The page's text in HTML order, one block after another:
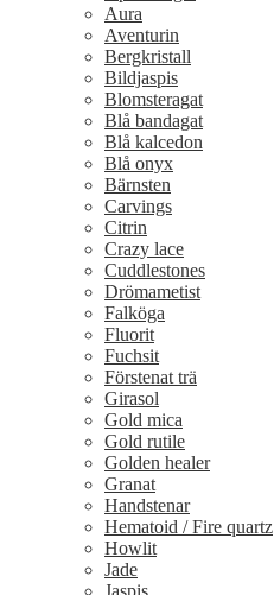
Aura
Aventurin
Bergkristall
Bildjaspis
Blomsteragat
Blå bandagat
Blå kalcedon
Blå onyx
Bärnsten
Carvings
Citrin
Crazy lace
Cuddlestones
Drömametist
Falköga
Fluorit
Fuchsit
Förstenat trä
Girasol
Gold mica
Gold rutile
Golden healer
Granat
Handstenar
Hematoid / Fire quartz
Howlit
Jade
Jaspis